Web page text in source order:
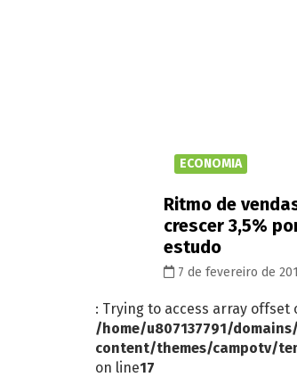
ECONOMIA
Ritmo de
crescer 3,5%
estudo
7 de fevereiro de
: Trying to access array offset
/home/u807137791/
content/themes/campotv/
on line17